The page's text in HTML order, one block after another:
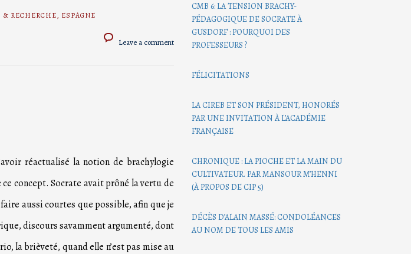
RECHERCHE, ESPAGNE
Leave a comment
réactualisé la notion de brachylogie
concept. Socrate avait prôné la vertu de
aussi courtes que possible, afin que je
discours savamment argumenté, dont
la brièveté, quand elle n’est pas mise au
CMB 6: LA TENSION BRACHY-
PÉDAGOGIQUE DE SOCRATE À
GUSDORF : POURQUOI DES
PROFESSEURS ?
FÉLICITATIONS
LA CIREB ET SON PRÉSIDENT, HONORÉS
PAR UNE INVITATION À L’ACADÉMIE
FRANÇAISE
CHRONIQUE : LA PIOCHE ET LA MAIN DU
CULTIVATEUR. PAR MANSOUR M’HENNI
(À PROPOS DE CIP 5)
DÉCÈS D’ALAIN MASSÉ: CONDOLÉANCES
AU NOM DE TOUS LES AMIS